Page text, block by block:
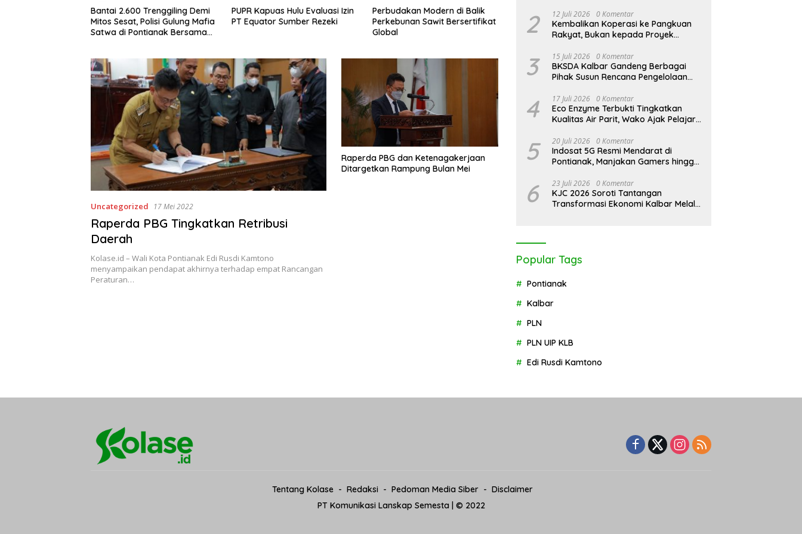
Bantai 2.600 Trenggiling Demi
Mitos Sesat, Polisi Gulung Mafia
Satwa di Pontianak Bersama
PUPR Kapuas Hulu Evaluasi Izin
PT Equator Sumber Rezeki
Perbudakan Modern di Balik
Perkebunan Sawit Bersertifikat
Global
Kalimantan Darurat Asap,
WALHI Desak Negara Seret
Korporasi Nakal
Mangrove Sedunia di Medan
Mas, Kolaborasi Lintas Elemen
Tegaskan Pentingnya Jaga
Uncategorized 17 Mei 2022
Raperda PBG Tingkatkan Retribusi
Daerah
Kolase.id – Wali Kota Pontianak Edi Rusdi Kamtono
menyampaikan pendapat akhirnya terhadap empat Rancangan
Peraturan…
Raperda PBG dan Ketenagakerjaan
Ditargetkan Rampung Bulan Mei
Sisik Haram
2 12 Juli 2026 0 Komentar
Kembalikan Koperasi ke Pangkuan
Rakyat, Bukan kepada Proyek
3 15 Juli 2026 0 Komentar
BKSDA Kalbar Gandeng Berbagai
Pihak Susun Rencana Pengelolaan
Karimata 2027-2036
4 17 Juli 2026 0 Komentar
Eco Enzyme Terbukti Tingkatkan
Kualitas Air Parit, Wako Ajak Pelajar
5 20 Juli 2026 0 Komentar
Indosat 5G Resmi Mendarat di
Pontianak, Manjakan Gamers hingga
6 23 Juli 2026 0 Komentar
KJC 2026 Soroti Tantangan
Transformasi Ekonomi Kalbar Melalui
Popular Tags
Pontianak
Kalbar
PLN
PLN UIP KLB
Edi Rusdi Kamtono
Tentang Kolase Redaksi Pedoman Media Siber
Disclaimer
PT Komunikasi Lanskap Semesta | © 2022